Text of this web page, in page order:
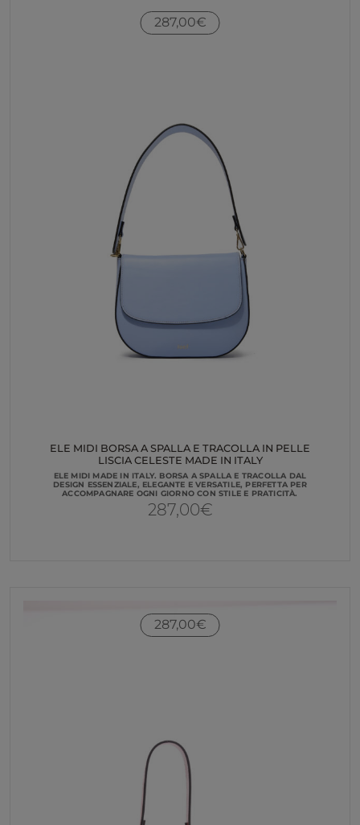
ELE MIDI BORSA A SPALLA E TRACOLLA IN PELLE
LISCIA CELESTE MADE IN ITALY
ELE MIDI MADE IN ITALY. BORSA A SPALLA E TRACOLLA DAL
DESIGN ESSENZIALE, ELEGANTE E VERSATILE, PERFETTA PER
ACCOMPAGNARE OGNI GIORNO CON STILE E PRATICITÀ.
287,00€
287,00€
287,00€